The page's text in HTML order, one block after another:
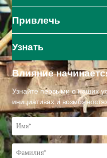
Привлечь
Узнать
Влияние
Узнайте первыми о наших
инициативах и